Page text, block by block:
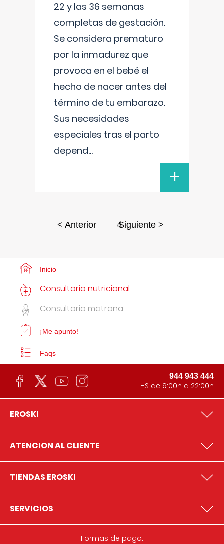
22 y las 36 semanas
completas de gestación.
Se considera prematuro
por la inmadurez que
provoca en el bebé el
hecho de nacer antes del
término de tu embarazo.
Sus necesidades
especiales tras el parto
depend...
+
< Anterior 4
Siguiente >
Inicio
Consultorio nutricional
Consultorio matrona
¡Me apunto!
Faqs
944 943 444
L-S de 9:00h a 22:00h
EROSKI
ATENCION AL CLIENTE
TIENDAS EROSKI
SERVICIOS
Formas de pago: